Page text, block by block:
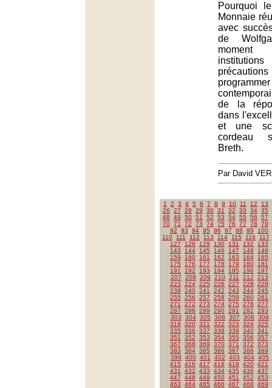
Pourquoi
Monnaie
avec
de
moment
de la
dans
et une
cordeau
Breth.
Par David
1 2 3 4 5 6 7 8 9 10 11 12
13
26
27 28 29 30 31 32 33 34 35
48
49 50 51 52 53 54 55 56
57
70 71 72 73 74 75 76 77 78
79
92
93 94 95 96 97 98 99
100
110
111 112 113 114 115 116
117
127
128 129 130 131 132
133
143
144 145 146 147 148
149
159
160 161 162 163 164
165
175
176 177 178 179 180
181
191
192 193 194 195 196
197
207
208 209 210 211 212
213
223
224 225 226 227 228
229
239
240 241 242 243 244 245
255
256 257 258 259 260 261
271
272 273 274 275 276
277
287
288 289 290 291 292
293
303
304 305 306 307 308
309
319
320 321 322 323 324 325
335
336 337 338 339 340 341
351
352 353 354 355 356
357
367
368 369 370 371 372
373
383
384 385 386 387 388
389
399
400 401 402 403 404 405
415
416 417 418 419 420 421
431
432 433 434 435 436
437
447
448 449 450 451 452
453
463
464 465 466 467 468 469